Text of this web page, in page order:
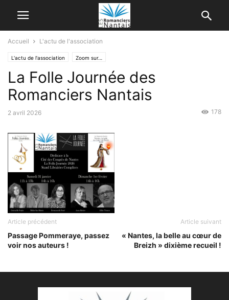
Accueil L'actu de l'association
L'actu de l'association Zoom sur…
La Folle Journée des
Romanciers Nantais
2 avril 2026 178
Article précédent
Passage Pommeraye, passez
voir nos auteurs !
Article suivant
« Nantes, la belle au cœur de
Breizh » dixième recueil !